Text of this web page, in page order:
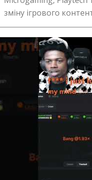
зміну ігрового